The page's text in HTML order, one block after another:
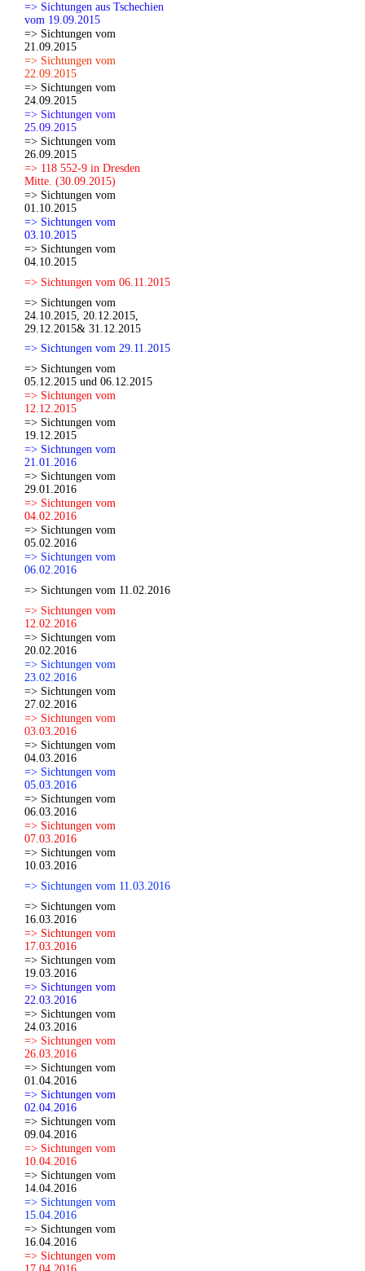
=> Sichtungen aus Tschechien
vom 19.09.2015
=> Sichtungen vom
21.09.2015
=> Sichtungen vom
22.09.2015
=> Sichtungen vom
24.09.2015
=> Sichtungen vom
25.09.2015
=> Sichtungen vom
26.09.2015
=> 118 552-9 in Dresden
Mitte. (30.09.2015)
=> Sichtungen vom
01.10.2015
=> Sichtungen vom
03.10.2015
=> Sichtungen vom
04.10.2015
=> Sichtungen vom 06.11.2015
=> Sichtungen vom
24.10.2015, 20.12.2015,
29.12.2015& 31.12.2015
=> Sichtungen vom 29.11.2015
=> Sichtungen vom
05.12.2015 und 06.12.2015
=> Sichtungen vom
12.12.2015
=> Sichtungen vom
19.12.2015
=> Sichtungen vom
21.01.2016
=> Sichtungen vom
29.01.2016
=> Sichtungen vom
04.02.2016
=> Sichtungen vom
05.02.2016
=> Sichtungen vom
06.02.2016
=> Sichtungen vom 11.02.2016
=> Sichtungen vom
12.02.2016
=> Sichtungen vom
20.02.2016
=> Sichtungen vom
23.02.2016
=> Sichtungen vom
27.02.2016
=> Sichtungen vom
03.03.2016
=> Sichtungen vom
04.03.2016
=> Sichtungen vom
05.03.2016
=> Sichtungen vom
06.03.2016
=> Sichtungen vom
07.03.2016
=> Sichtungen vom
10.03.2016
=> Sichtungen vom 11.03.2016
=> Sichtungen vom
16.03.2016
=> Sichtungen vom
17.03.2016
=> Sichtungen vom
19.03.2016
=> Sichtungen vom
22.03.2016
=> Sichtungen vom
24.03.2016
=> Sichtungen vom
26.03.2016
=> Sichtungen vom
01.04.2016
=> Sichtungen vom
02.04.2016
=> Sichtungen vom
09.04.2016
=> Sichtungen vom
10.04.2016
=> Sichtungen vom
14.04.2016
=> Sichtungen vom
15.04.2016
=> Sichtungen vom
16.04.2016
=> Sichtungen vom